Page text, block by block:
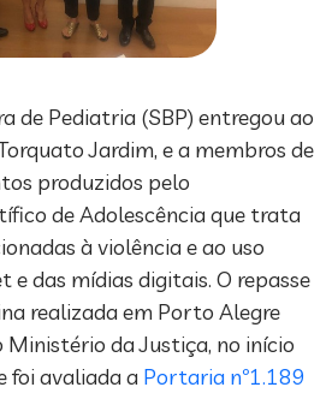
de Pediatria (SBP) entregou ao
Jardim, e a membros de
produzidos pelo
de Adolescência que trata
à violência e ao uso
e das mídias digitais. O repasse
realizada em Porto Alegre
Ministério da Justiça, no início
foi avaliada a Portaria nº1.189